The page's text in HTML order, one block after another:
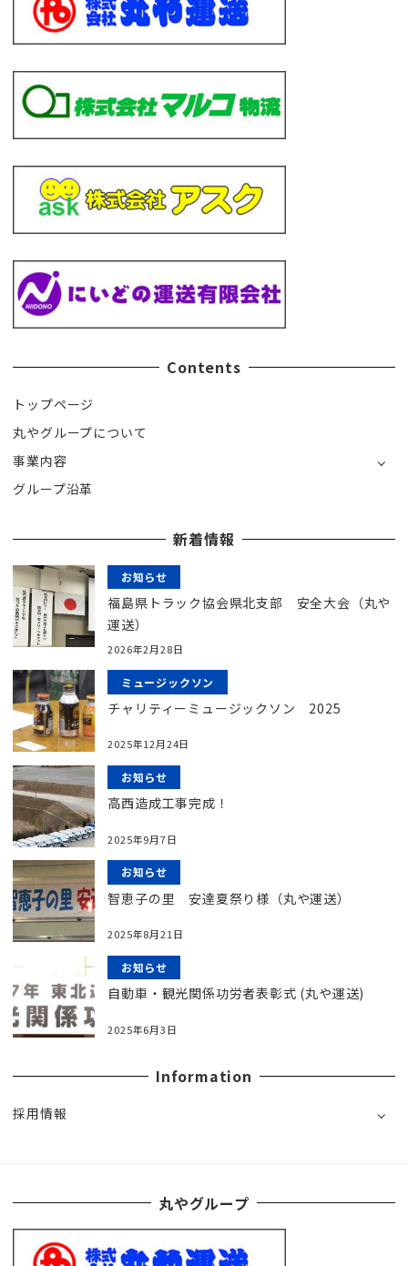
Contents
トップページ
丸やグループについて
事業内容
グループ沿革
新着情報
お知らせ
福島県トラック協会県北支部 安全大会（丸や
運送）
2026年2月28日
ミュージックソン
チャリティーミュージックソン 2025
2025年12月24日
お知らせ
高西造成工事完成！
2025年9月7日
お知らせ
智恵子の里 安達夏祭り様（丸や運送）
2025年8月21日
お知らせ
自動車・観光関係功労者表彰式 (丸や運送)
2025年6月3日
Information
採用情報
丸やグループ